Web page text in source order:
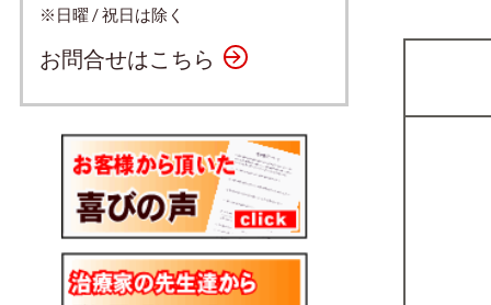
※日曜 / 祝日は除く
お問合せはこちら